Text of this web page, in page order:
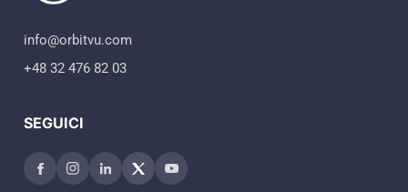
info@orbitvu.com
+48 32 476 82 03
SEGUICI